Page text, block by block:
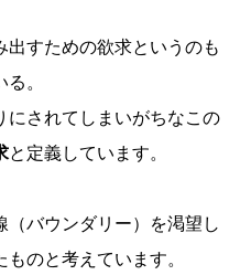
出すための欲求というのも
。
にされてしまいがちなこの
と定義しています。
（バウンダリー）を渇望し
のと考えています。